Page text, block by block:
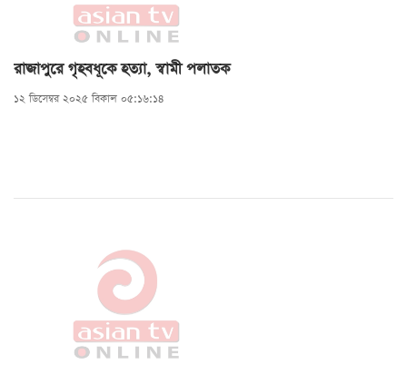
রাজাপুরে গৃহবধূকে হত্যা, স্বামী পলাতক
১২ ডিসেম্বর ২০২৫ বিকাল ০৫:১৬:১৪